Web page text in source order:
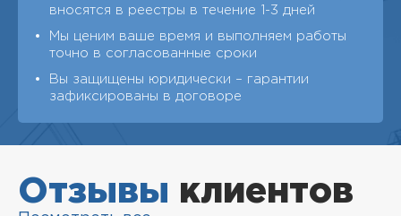
вносятся в реестры в течение 1-3 дней
Мы ценим ваше время и выполняем работы
точно в согласованные сроки
Вы защищены юридически – гарантии
зафиксированы в договоре
Отзывы клиентов